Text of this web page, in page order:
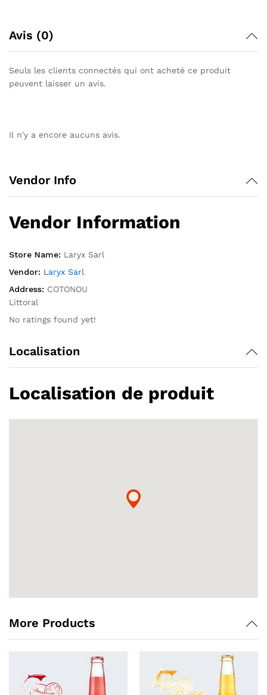
Avis (0)
Seuls les clients connectés qui ont acheté ce produit
peuvent laisser un avis.
Il n'y a encore aucuns avis.
Vendor Info
Vendor Information
Store Name: Laryx Sarl
Vendor: Laryx Sarl
Address: COTONOU
Littoral
No ratings found yet!
Localisation
Localisation de produit
More Products